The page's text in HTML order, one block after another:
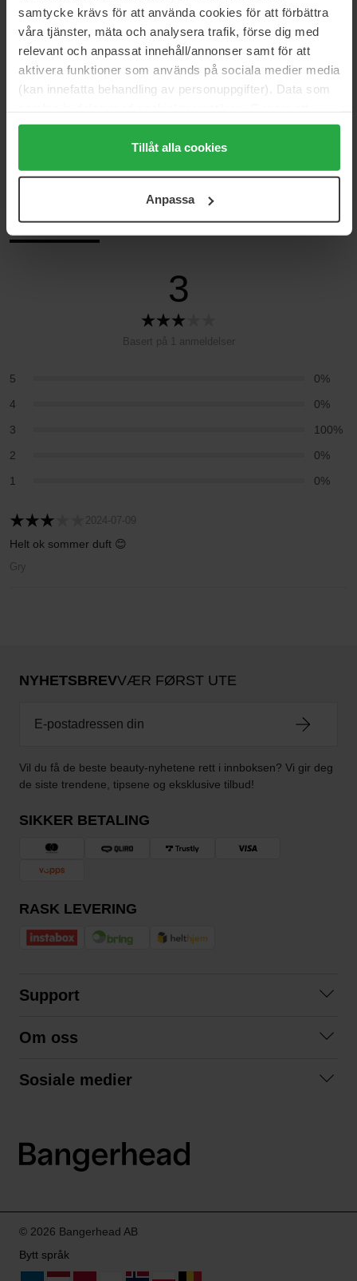
samtycke krävs för att använda cookies för att förbättra
våra tjänster, mäta och analysera trafik, förse dig med
relevant och anpassat innehåll/annonser samt för att
aktivera funktioner som används på sociala medier media
(kan innefatta behandling av personuppgifter). Data som
trycka på "Tillåt alla cookies" accepterar du alla cookies,
medan du under "Detaljer" kan anpassa användningen av
cookies. Du kan när som helst återkalla ditt samtycke.
Tillåt alla cookies
Anpassa
Størrelse: 50 ml
Artikkelnummer: 112406
Parfyme
Anmeldelser (1)Spørsmål og svar (0)
3
Basert på 1 anmeldelser
5
0%
4
0%
3
100%
2
0%
1
0%
2024-07-09
Helt ok sommer duft 😊
Gry
NYHETSBREVVÆR FØRST UTE
Vil du få de beste beauty-nyhetene rett i innboksen? Vi gir deg
de siste trendene, tipsene og eksklusive tilbud!
SIKKER BETALING
RASK LEVERING
Support
Kjøpsvilkår
Om oss
Sosiale medier
LinkedIn
© 2026 Bangerhead AB
Bytt språk